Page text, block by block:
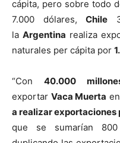
cápita, pero sobre todo
7.000 dólares,Chile
la Argentina realiza
naturales per cápita por
“Con40.000
exportar Vaca Muerta
a realizar exportaciones
que se sumarían